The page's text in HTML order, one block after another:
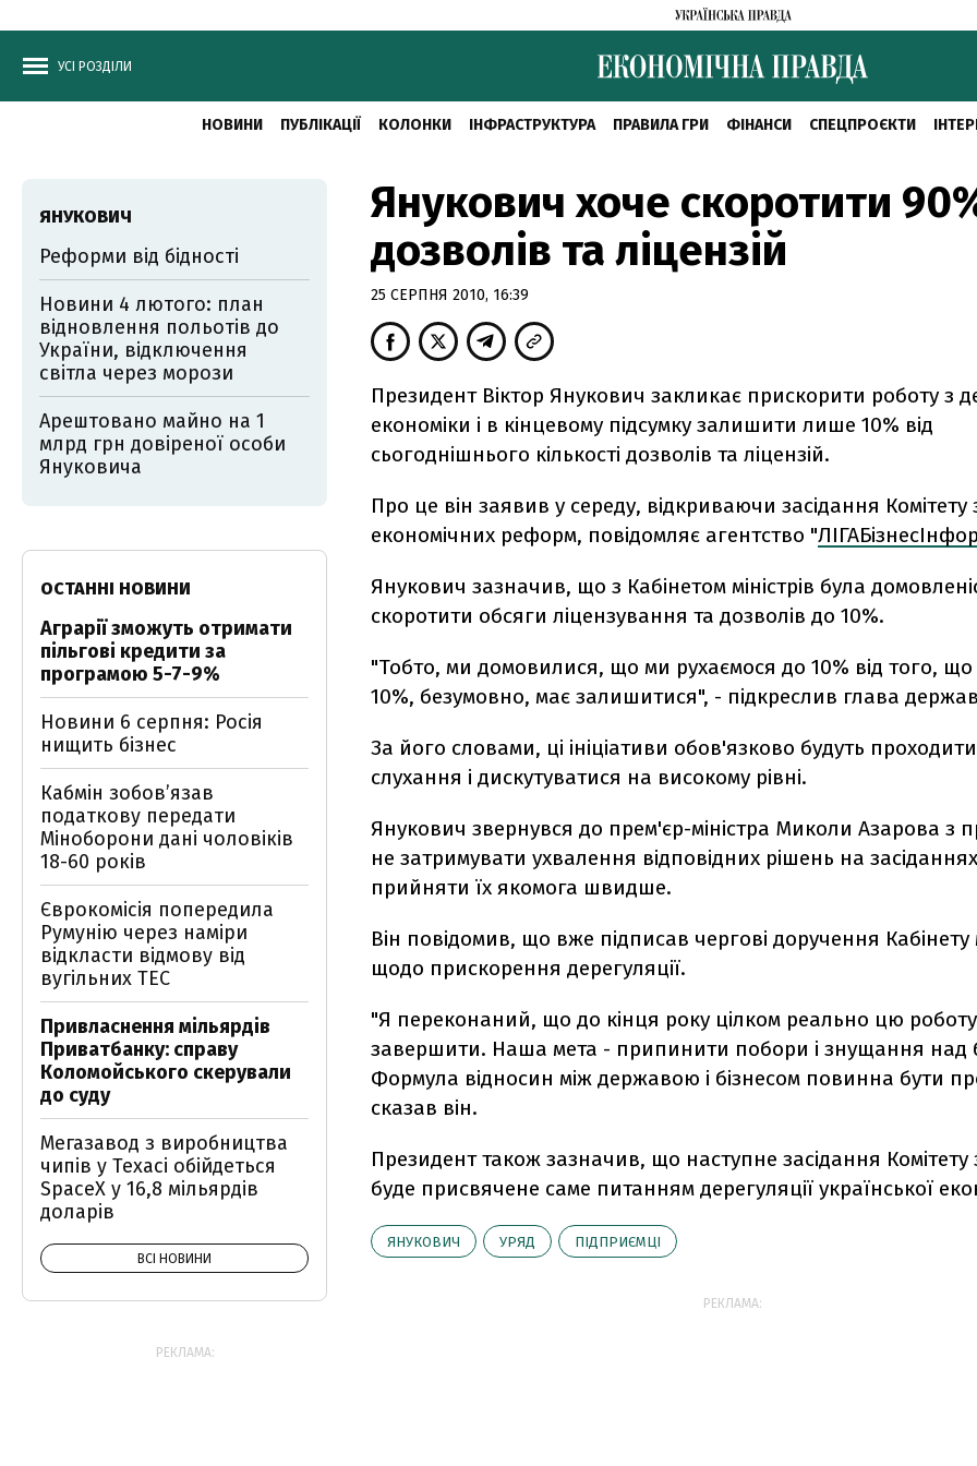
УСІ РОЗДІЛИ
НОВИНИ ПУБЛІКАЦІЇ КОЛОНКИ ІНФРАСТРУКТУРА ПРАВИЛА ГРИ ФІНАНСИ СПЕЦПРОЄКТИ
Янукович хоче скоротити
дозволів та ліцензій
25 СЕРПНЯ 2010, 16:39
Президент Віктор Янукович закликає прискорити роботу з
економіки і в кінцевому підсумку залишити лише 10% від
сьогоднішнього кількості дозволів та ліцензій.
Про це він заявив у середу, відкриваючи засідання Комітету
економічних реформ, повідомляє агентство "
Янукович зазначив, що з Кабінетом міністрів була
скоротити обсяги ліцензування та дозволів до 10%.
"Тобто, ми домовилися, що ми рухаємося до 10% від того,
10%, безумовно, має залишитися", - підкреслив глава
За його словами, ці ініціативи обов'язково будуть
слухання і дискутуватися на високому рівні.
Янукович звернувся до прем'єр-міністра Миколи Азарова з
не затримувати ухвалення відповідних рішень на
прийняти їх якомога швидше.
Він повідомив, що вже підписав чергові доручення Кабінету
щодо прискорення дерегуляції.
"Я переконаний, що до кінця року цілком реально цю роботу
завершити. Наша мета - припинити побори і знущання над
Формула відносин між державою і бізнесом повинна бути
сказав він.
Президент також зазначив, що наступне засідання
буде присвячене саме питанням дерегуляції української
ЯНУКОВИЧ УРЯД ПІДПРИЄМЦІ
РЕКЛАМА:
ЯНУКОВИЧ
Реформи від бідності
Новини 4 лютого: план
відновлення польотів до
України, відключення
світла через морози
Арештовано майно на 1
млрд грн довіреної особи
Януковича
ОСТАННІ НОВИНИ
Аграрії зможуть отримати
пільгові кредити за
програмою 5-7-9%
Новини 6 серпня: Росія
нищить бізнес
Кабмін зобовʼязав
податкову передати
Міноборони дані чоловіків
18-60 років
Єврокомісія попередила
Румунію через наміри
відкласти відмову від
вугільних ТЕС
Привласнення мільярдів
Приватбанку: справу
Коломойського скерували
до суду
Мегазавод з виробництва
чипів у Техасі обійдеться
SpaceX у 16,8 мільярдів
доларів
ВСІ НОВИНИ
РЕКЛАМА: